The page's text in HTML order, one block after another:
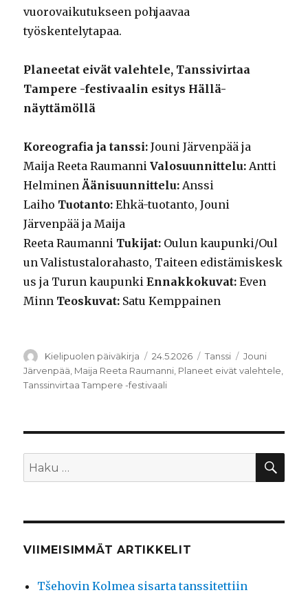
vuorovaikutukseen pohjaavaa
työskentelytapaa.
Planeetat eivät valehtele, Tanssivirtaa
Tampere -festivaalin esitys Hällä-
näyttämöllä
Koreografia ja tanssi: Jouni Järvenpää ja
Maija Reeta RaumanniValosuunnittelu: Antti
Helminen Äänisuunnittelu: Anssi
Laiho Tuotanto: Ehkä-tuotanto, Jouni
Järvenpää ja Maija
Reeta Raumanni Tukijat: Oulun kaupunki/Oul
un Valistustalorahasto, Taiteen edistämiskesk
us ja Turun kaupunkiEnnakkokuvat: Even
Minn Teoskuvat: Satu Kemppainen
Kirjoittaja
Kielipuolen päiväkirja Julkaistu
24.5.2026 Kategoriat
Tanssi Avainsanat
Jouni
Järvenpää Maija Reeta Raumanni Planeet eivät valehtele
Tanssinvirtaa Tampere -festivaali
Etsi:
VIIMEISIMMÄT ARTIKKELIT
Tšehovin Kolmea sisarta tanssitettiin